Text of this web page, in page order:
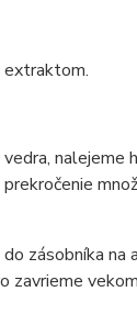
extraktom.
nalejeme
zásobníka na
zavrieme